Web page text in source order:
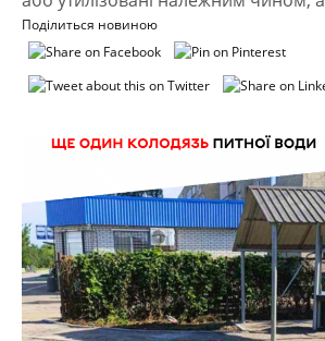
Поділиться новиною